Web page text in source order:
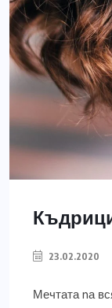
23.02.2020
Мечтата nа